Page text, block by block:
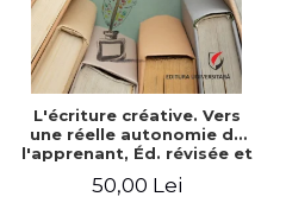
L'écriture créative. Vers
une réelle autonomie de
l'apprenant, Éd. révisée et
50,00 Lei